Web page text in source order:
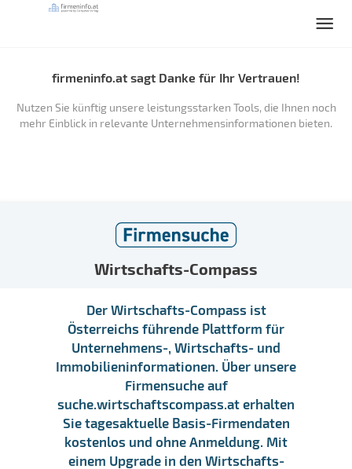
firmeninfo.at sagt Danke für Ihr Vertrauen!
Nutzen Sie künftig unsere leistungsstarken Tools, die Ihnen noch
mehr Einblick in relevante Unternehmensinformationen bieten.
Wirtschafts-Compass
Der Wirtschafts-Compass ist
Österreichs führende Plattform für
Unternehmens-, Wirtschafts- und
Immobilieninformationen. Über unsere
Firmensuche auf
suche.wirtschaftscompass.at erhalten
Sie tagesaktuelle Basis-Firmendaten
kostenlos und ohne Anmeldung. Mit
einem Upgrade in den Wirtschafts-